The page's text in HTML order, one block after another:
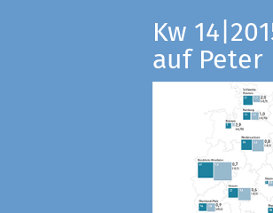
Kw
auf Peter